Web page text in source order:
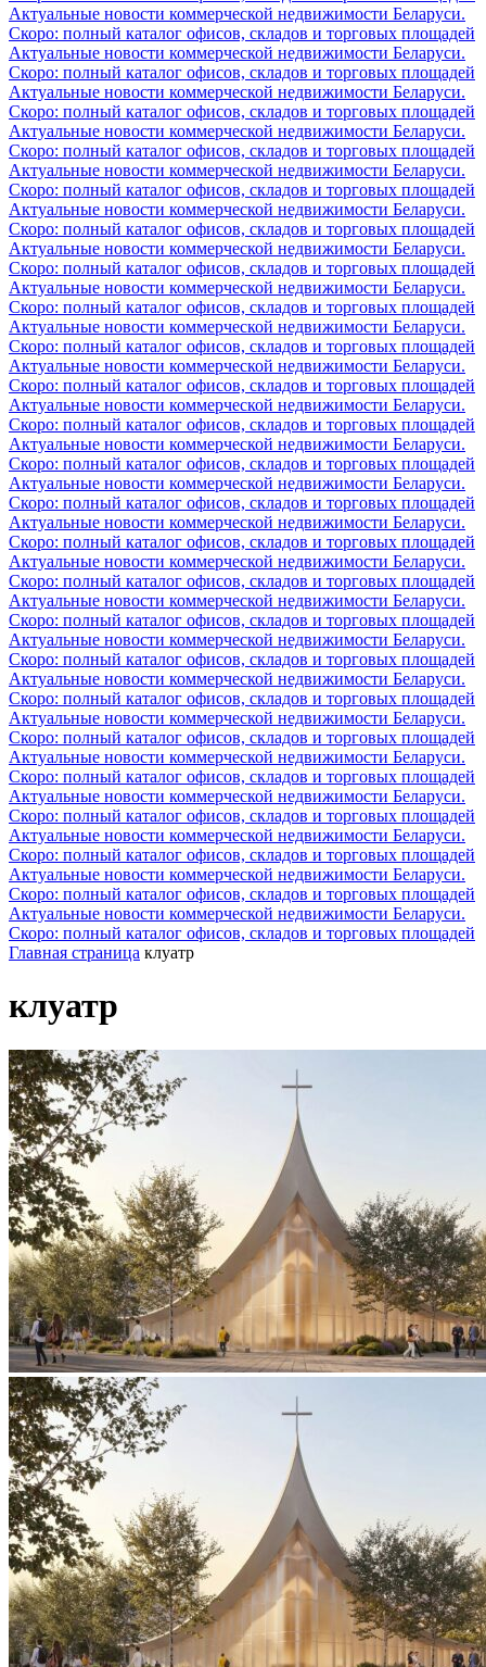
Актуальные новости коммерческой недвижимости Беларуси.
Скоро: полный каталог офисов, складов и торговых площадей
Актуальные новости коммерческой недвижимости Беларуси.
Скоро: полный каталог офисов, складов и торговых площадей
Актуальные новости коммерческой недвижимости Беларуси.
Скоро: полный каталог офисов, складов и торговых площадей
Актуальные новости коммерческой недвижимости Беларуси.
Скоро: полный каталог офисов, складов и торговых площадей
Актуальные новости коммерческой недвижимости Беларуси.
Скоро: полный каталог офисов, складов и торговых площадей
Актуальные новости коммерческой недвижимости Беларуси.
Скоро: полный каталог офисов, складов и торговых площадей
Актуальные новости коммерческой недвижимости Беларуси.
Скоро: полный каталог офисов, складов и торговых площадей
Актуальные новости коммерческой недвижимости Беларуси.
Скоро: полный каталог офисов, складов и торговых площадей
Актуальные новости коммерческой недвижимости Беларуси.
Скоро: полный каталог офисов, складов и торговых площадей
Актуальные новости коммерческой недвижимости Беларуси.
Скоро: полный каталог офисов, складов и торговых площадей
Актуальные новости коммерческой недвижимости Беларуси.
Скоро: полный каталог офисов, складов и торговых площадей
Актуальные новости коммерческой недвижимости Беларуси.
Скоро: полный каталог офисов, складов и торговых площадей
Актуальные новости коммерческой недвижимости Беларуси.
Скоро: полный каталог офисов, складов и торговых площадей
Актуальные новости коммерческой недвижимости Беларуси.
Скоро: полный каталог офисов, складов и торговых площадей
Актуальные новости коммерческой недвижимости Беларуси.
Скоро: полный каталог офисов, складов и торговых площадей
Актуальные новости коммерческой недвижимости Беларуси.
Скоро: полный каталог офисов, складов и торговых площадей
Актуальные новости коммерческой недвижимости Беларуси.
Скоро: полный каталог офисов, складов и торговых площадей
Актуальные новости коммерческой недвижимости Беларуси.
Скоро: полный каталог офисов, складов и торговых площадей
Актуальные новости коммерческой недвижимости Беларуси.
Скоро: полный каталог офисов, складов и торговых площадей
Актуальные новости коммерческой недвижимости Беларуси.
Скоро: полный каталог офисов, складов и торговых площадей
Актуальные новости коммерческой недвижимости Беларуси.
Скоро: полный каталог офисов, складов и торговых площадей
Актуальные новости коммерческой недвижимости Беларуси.
Скоро: полный каталог офисов, складов и торговых площадей
Актуальные новости коммерческой недвижимости Беларуси.
Скоро: полный каталог офисов, складов и торговых площадей
Актуальные новости коммерческой недвижимости Беларуси.
Скоро: полный каталог офисов, складов и торговых площадей
Главная страница клуатр
клуатр